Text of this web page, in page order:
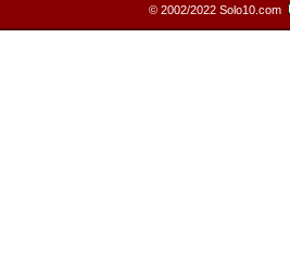
© 2002/2022 Solo10.com